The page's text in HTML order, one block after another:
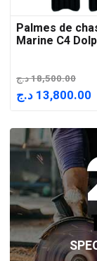
Palmes de
Marine C4
18,500.00د.ج
Le
initial
était :
18,500.00 د.ج.
13,800.00 د.ج